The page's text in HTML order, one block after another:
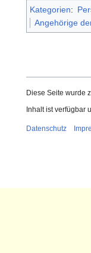
Kategorien:
Angehörige
Diese Seite wurde
Inhalt ist verfügbar
Datenschutz